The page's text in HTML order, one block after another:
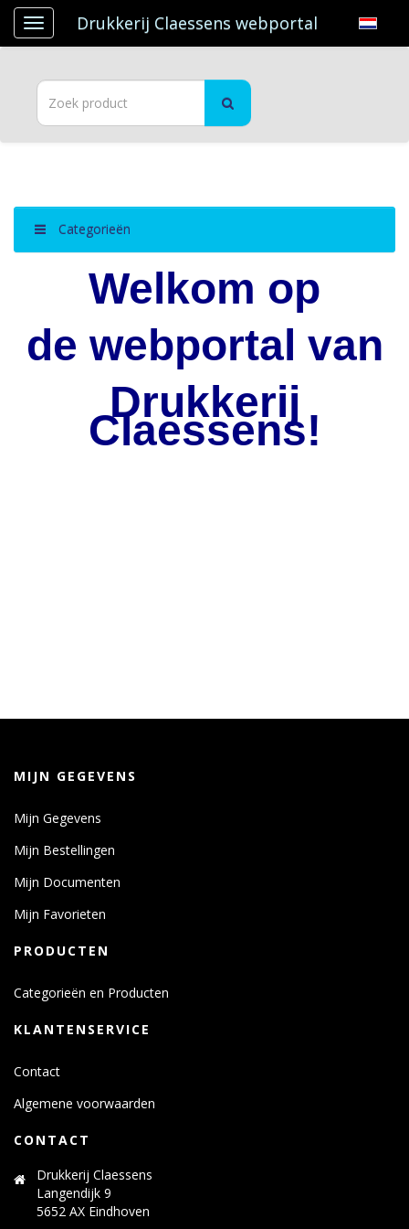
Drukkerij Claessens webportal
Categorieën
Welkom op
de webportal van
Drukkerij
Claessens!
MIJN GEGEVENS
Mijn Gegevens
Mijn Bestellingen
Mijn Documenten
Mijn Favorieten
PRODUCTEN
Categorieën en Producten
KLANTENSERVICE
Contact
Algemene voorwaarden
CONTACT
Drukkerij Claessens
Langendijk 9
5652 AX Eindhoven